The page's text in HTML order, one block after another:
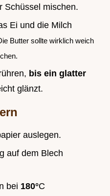
Schüssel mischen.
Ei und die Milch
Butter sollte wirklich weich
bis ein glatter
glänzt.
auslegen.
auf dem Blech
bei 180°C